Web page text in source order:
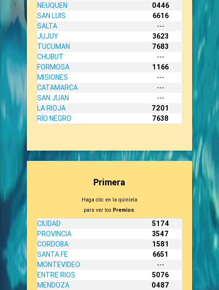
NEUQUEN
0446
SAN LUIS
6616
SALTA
---
JUJUY
3623
TUCUMAN
7683
CHUBUT
---
FORMOSA
1166
MISIONES
---
CATAMARCA
---
SAN JUAN
---
LA RIOJA
7201
RÍO NEGRO
7638
Primera
Haga clic en la quiniela
para ver los Premios.
CIUDAD
5174
PROVINCIA
3547
CORDOBA
1581
SANTA FE
6651
MONTEVIDEO
---
ENTRE RIOS
5076
MENDOZA
0487